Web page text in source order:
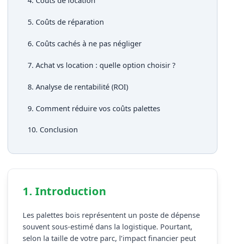
5. Coûts de réparation
6. Coûts cachés à ne pas négliger
7. Achat vs location : quelle option choisir ?
8. Analyse de rentabilité (ROI)
9. Comment réduire vos coûts palettes
10. Conclusion
1. Introduction
Les palettes bois représentent un poste de dépense
souvent sous-estimé dans la logistique. Pourtant,
selon la taille de votre parc, l’impact financier peut